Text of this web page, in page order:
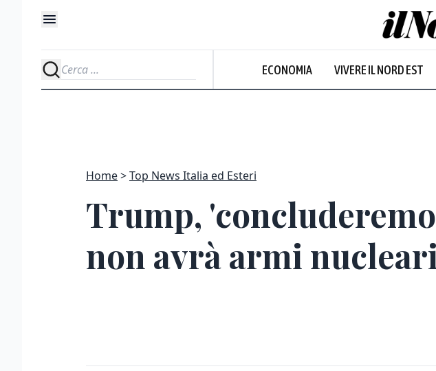
ECONOMIA VIVERE IL NORD EST
Home Top News Italia ed Esteri
Trump,
non avrà armi